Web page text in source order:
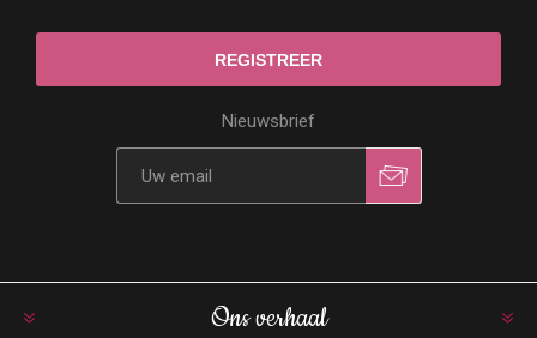
Nieuwsbrief
Ons verhaal